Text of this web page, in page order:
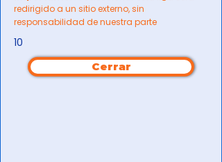
redirigido a un sitio externo, sin
responsabilidad de nuestra parte
10
Cerrar